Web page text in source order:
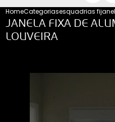
HomeCategoriasesquadrias fixas
JANELA FIXA DE
LOUVEIRA